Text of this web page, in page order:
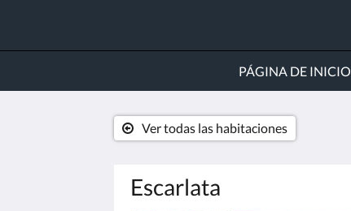
PÁGINA DE INICIO
Escarlata
Ver todas las habitaciones